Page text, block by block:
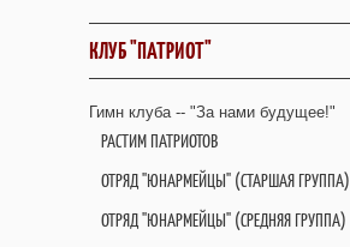
КЛУБ "ПАТРИОТ"
Гимн клуба -- "За нами будущее!"
РАСТИМ ПАТРИОТОВ
ОТРЯД "ЮНАРМЕЙЦЫ" (СТАРШАЯ ГРУППА)
ОТРЯД "ЮНАРМЕЙЦЫ" (СРЕДНЯЯ ГРУППА)